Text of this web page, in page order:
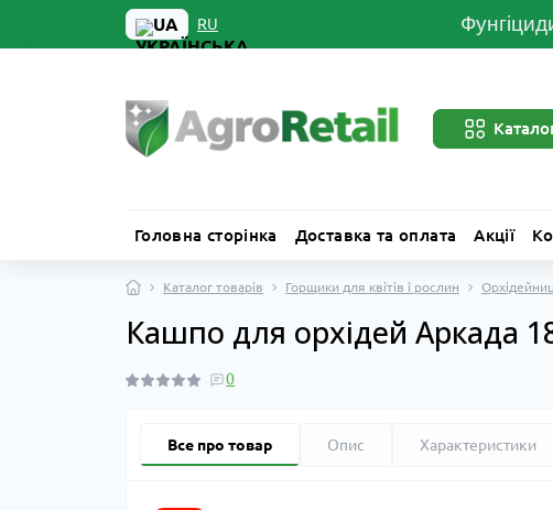
UA RU
Головна сторінка Доставка та оплата Акції
Каталог товарів Горщики для квітів і рослин
Кашпо для орхідей Аркада
0
Все про товар Опис Характеристики